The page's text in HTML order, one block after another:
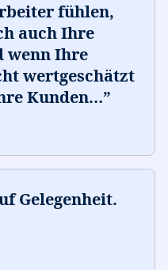
fühlen,
auch Ihre
wenn Ihre
wertgeschätzt
Kunden…”
Gelegenheit.